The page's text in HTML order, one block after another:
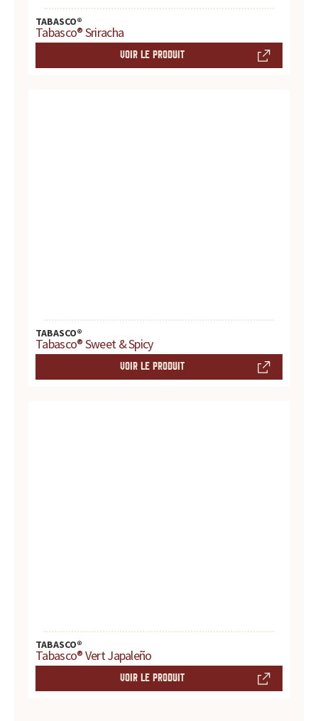
r
e
s
TABASCO®
Tabasco® Sriracha
VOIR LE PRODUIT
TABASCO®
Tabasco® Sweet & Spicy
VOIR LE PRODUIT
TABASCO®
Tabasco® Vert Japaleño
VOIR LE PRODUIT